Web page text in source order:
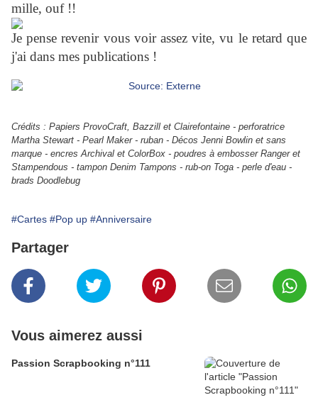
mille, ouf !!
Je pense revenir vous voir assez vite, vu le retard que
j'ai dans mes publications !
Crédits : Papiers ProvoCraft, Bazzill et Clairefontaine - perforatrice
Martha Stewart - Pearl Maker - ruban - Décos Jenni Bowlin et sans
marque - encres Archival et ColorBox - poudres à embosser Ranger et
Stampendous - tampon Denim Tampons - rub-on Toga - perle d'eau -
brads Doodlebug
#Cartes #Pop up #Anniversaire
Partager
Vous aimerez aussi
Passion Scrapbooking n°111